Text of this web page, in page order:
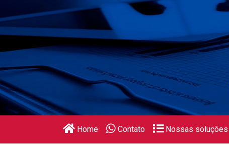
Home Contato Nossas soluções